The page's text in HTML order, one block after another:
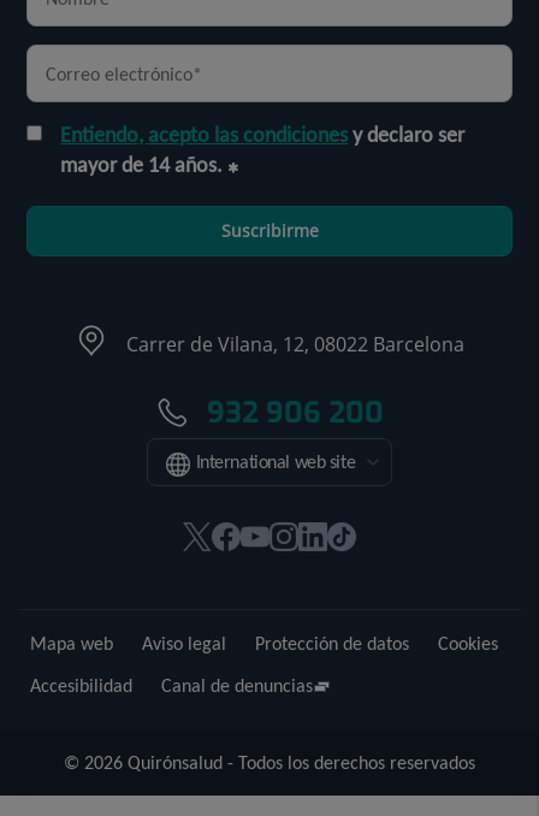
Entiendo, acepto las condicionesy declaro ser
mayor de 14 años.
Suscribirme
Carrer de Vilana, 12, 08022 Barcelona
932 906 200
International web site
Este
en
una
Este
en
una
Este
en
una
Este
en
una
Este
en
una
Enlace
externa.
© 2026 Quirónsalud - Todos los derechos reservados
Mapa web Aviso legal Protección de datos
Cookies
Accesibilidad
Canal de denuncias